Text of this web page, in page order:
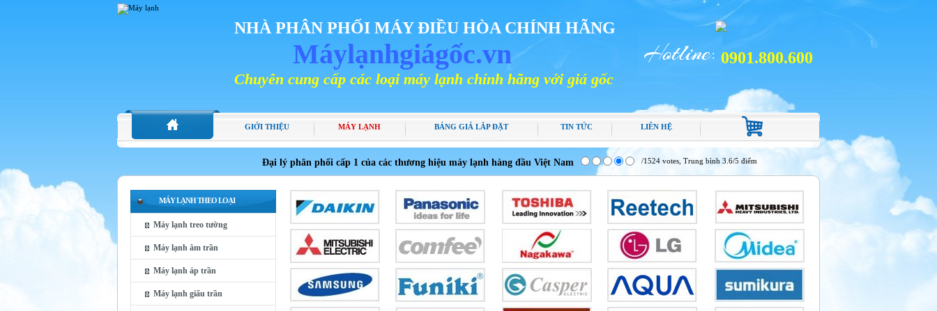
NHÀ PHÂN PHỐI MÁY ĐIỀU HÒA CHÍNH HÃNG
Máylạnhgiágốc.vn
Chuyên cung cấp các loại máy lạnh chính hãng với giá gốc
0901.800.600
GIỚI THIỆU MÁY LẠNH BẢNG GIÁ LẮP ĐẶT TIN TỨC LIÊN HỆ
Đại lý phân phối cấp 1 của các thương hiệu máy lạnh hàng đầu Việt Nam /1524 votes, Trung bình 3.6/5 điểm
MÁY LẠNH THEO LOẠI
Máy lạnh treo tường
Máy lạnh âm trần
Máy lạnh áp trần
Máy lạnh giấu trần